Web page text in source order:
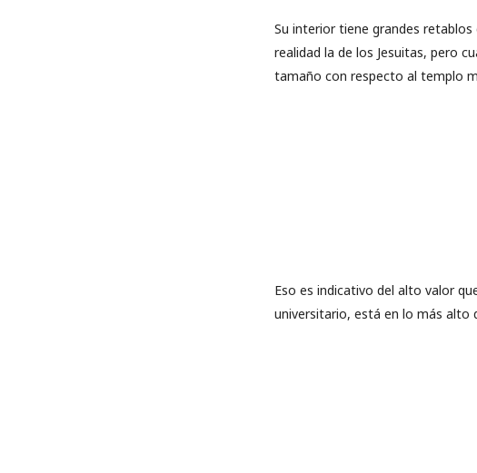
Su interior tiene grandes
realidad la de los Jesuitas, pero
tamaño con respecto al templo
Eso es indicativo del alto valor
universitario, está en lo más alto